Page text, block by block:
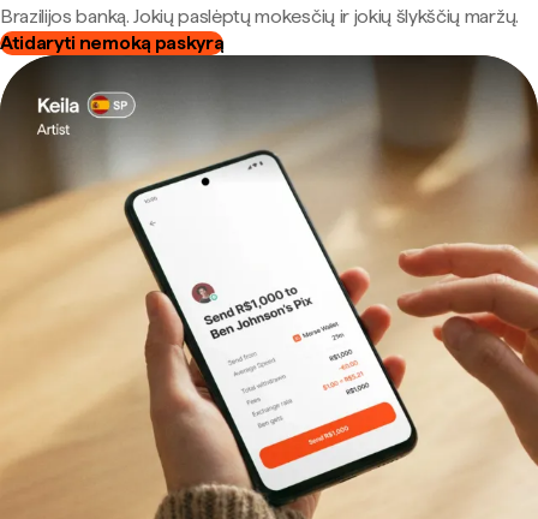
Brazilijos banką. Jokių paslėptų mokesčių ir jokių šlykščių maržų.
Atidaryti nemoką paskyrą